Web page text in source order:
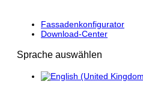
Fassadenkonfigurator
Download-Center
Sprache auswählen